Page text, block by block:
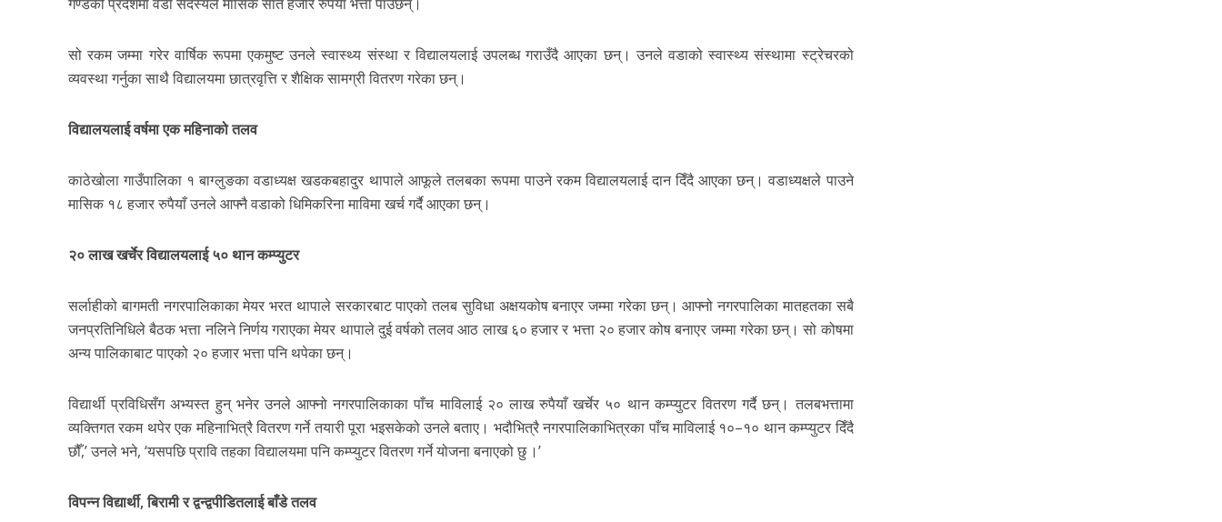
सो रकम जम्मा गरेर वार्षिक रूपमा एकमुष्ट उनले स्वास्थ्य संस्था र विद्यालयलाई उपलब्ध गराउँदै आएका छन्। उनले वडाको स्वास्थ्य संस्थामा स्ट्रेचरको
व्यवस्था गर्नुका साथै विद्यालयमा छात्रवृत्ति र शैक्षिक सामग्री वितरण गरेका छन्।
विद्यालयलाई वर्षमा एक महिनाको तलव
काठेखोला गाउँपालिका १ बाग्लुङका वडाध्यक्ष खडकबहादुर थापाले आफूले तलबका रूपमा पाउने रकम विद्यालयलाई दान दिँदै आएका छन्। वडाध्यक्षले पाउने
मासिक १८ हजार रुपैयाँ उनले आफ्नै वडाको धिमिकरिना माविमा खर्च गर्दै आएका छन्।
२० लाख खर्चेर विद्यालयलाई ५० थान कम्प्युटर
सर्लाहीको बागमती नगरपालिकाका मेयर भरत थापाले सरकारबाट पाएको तलब सुविधा अक्षयकोष बनाएर जम्मा गरेका छन्। आफ्नो नगरपालिका मातहतका सबै
जनप्रतिनिधिले बैठक भत्ता नलिने निर्णय गराएका मेयर थापाले दुई वर्षको तलव आठ लाख ६० हजार र भत्ता २० हजार कोष बनाएर जम्मा गरेका छन्। सो कोषमा
अन्य पालिकाबाट पाएको २० हजार भत्ता पनि थपेका छन्।
विद्यार्थी प्रविधिसँग अभ्यस्त हुन् भनेर उनले आफ्नो नगरपालिकाका पाँच माविलाई २० लाख रुपैयाँ खर्चेर ५० थान कम्प्युटर वितरण गर्दै छन्। तलबभत्तामा
व्यक्तिगत रकम थपेर एक महिनाभित्रै वितरण गर्ने तयारी पूरा भइसकेको उनले बताए। भदौभित्रै नगरपालिकाभित्रका पाँच माविलाई १०–१० थान कम्प्युटर दिँदै
छौँ,’ उनले भने, ‘यसपछि प्रावि तहका विद्यालयमा पनि कम्प्युटर वितरण गर्ने योजना बनाएको छु ।’
विपन्न विद्यार्थी, बिरामी र द्वन्द्वपीडितलाई बाँडे तलव